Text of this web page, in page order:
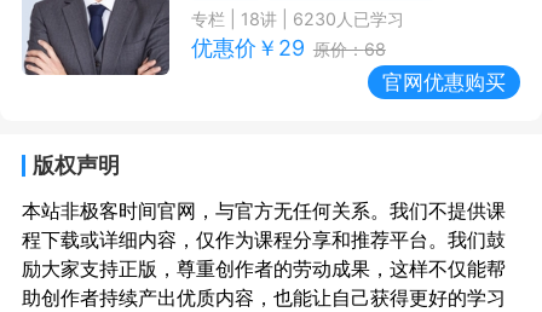
专栏
18讲 | 6230 人已学习
优惠价￥ 29 原价：68
官网优惠购买
版权声明
本站非极客时间官网，与官方无任何关系。我们不提供课
程下载或详细内容，仅作为课程分享和推荐平台。我们鼓
励大家支持正版，尊重创作者的劳动成果，这样不仅能帮
助创作者持续产出优质内容，也能让自己获得更好的学习